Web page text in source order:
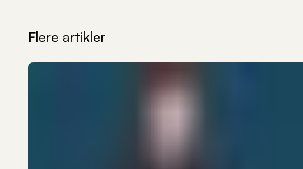
Flere artikler